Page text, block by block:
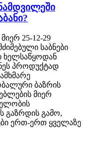
25-12-29
საბნები
ხელსაწყოდან
პროდუქტად
ბაზრის
მიერ
გაზრდის გამო,
ერთ-ერთ ყველაზე